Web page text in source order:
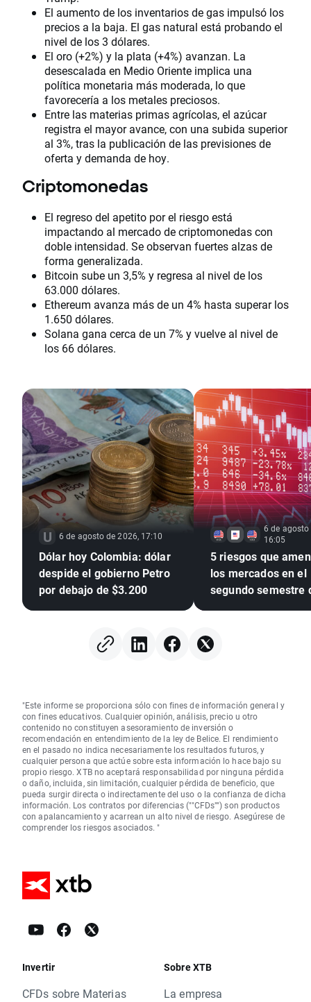
El aumento de los inventarios de gas impulsó los
precios a la baja. El gas natural está probando el
nivel de los 3 dólares.
El oro (+2%) y la plata (+4%) avanzan. La
desescalada en Medio Oriente implica una
política monetaria más moderada, lo que
favorecería a los metales preciosos.
Entre las materias primas agrícolas, el azúcar
registra el mayor avance, con una subida superior
al 3%, tras la publicación de las previsiones de
oferta y demanda de hoy.
Criptomonedas
El regreso del apetito por el riesgo está
impactando al mercado de criptomonedas con
doble intensidad. Se observan fuertes alzas de
forma generalizada.
Bitcoin sube un 3,5% y regresa al nivel de los
63.000 dólares.
Ethereum avanza más de un 4% hasta superar los
1.650 dólares.
Solana gana cerca de un 7% y vuelve al nivel de
los 66 dólares.
6 de agosto de 2026, 17:10
Dólar hoy Colombia: dólar
despide el gobierno Petro
por debajo de $3.200
6 de agosto
16:05
5 riesgos que
los mercados en el
segundo semestre
"Este informe se proporciona sólo con fines de información general y
con fines educativos. Cualquier opinión, análisis, precio u otro
contenido no constituyen asesoramiento de inversión o
recomendación en entendimiento de la ley de Belice. El rendimiento
en el pasado no indica necesariamente los resultados futuros, y
cualquier persona que actúe sobre esta información lo hace bajo su
propio riesgo. XTB no aceptará responsabilidad por ninguna pérdida
o daño, incluida, sin limitación, cualquier pérdida de beneficio, que
pueda surgir directa o indirectamente del uso o la confianza de dicha
información. Los contratos por diferencias (""CFDs"") son productos
con apalancamiento y acarrean un alto nivel de riesgo. Asegúrese de
comprender los riesgos asociados. "
Invertir
CFDs sobre Materias
Sobre XTB
La empresa